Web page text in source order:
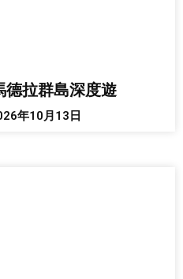
德拉群島深度遊
年10月13日